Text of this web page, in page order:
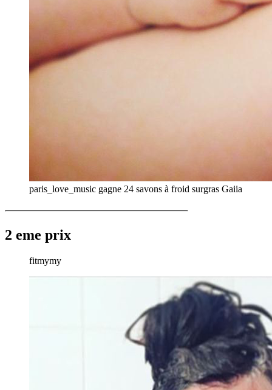
paris_love_music gagne 24 savons à froid surgras Gaiia
2 eme prix
fitmymy